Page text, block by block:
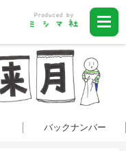
バックナンバー